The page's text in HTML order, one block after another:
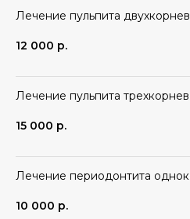
Лечение пульпита
12 000 р.
Лечение пульпита
15 000 р.
Лечение периодонтита
10 000 р.
Акции